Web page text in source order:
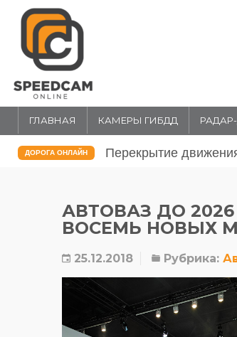
ГЛАВНАЯ КАМЕРЫ ГИБДД
ДОРОГА ОНЛАЙН Перекрытие
АВТОВАЗ ДО
ВОСЕМЬ НОВЫХ
25.12.2018 Рубрика: